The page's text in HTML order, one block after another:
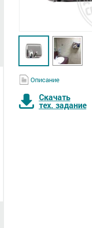
Описание
Скачать
тех. задание